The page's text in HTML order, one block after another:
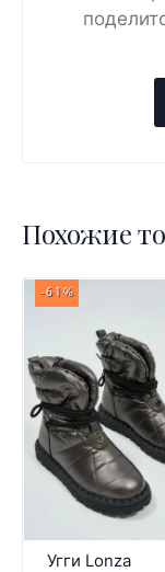
Похожие
-61%
Угги Lonza